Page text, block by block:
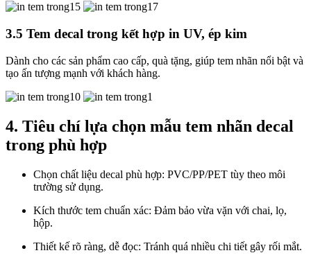
3.5 Tem decal trong kết hợp in UV, ép kim
Dành cho các sản phẩm cao cấp, quà tặng, giúp tem nhãn nổi bật và
tạo ấn tượng mạnh với khách hàng.
4. Tiêu chí lựa chọn mẫu tem nhãn decal
trong phù hợp
Chọn chất liệu decal phù hợp: PVC/PP/PET tùy theo môi
trường sử dụng.
Kích thước tem chuẩn xác: Đảm bảo vừa vặn với chai, lọ,
hộp.
Thiết kế rõ ràng, dễ đọc: Tránh quá nhiều chi tiết gây rối mắt.